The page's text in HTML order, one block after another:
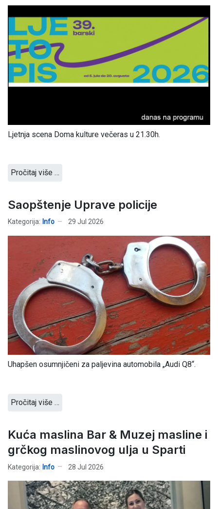
Ljetnja scena Doma kulture večeras u 21.30h.
Pročitaj više …
Saopštenje Uprave policije
Kategorija: Info 29 Jul 2026
Uhapšen osumnjičeni za paljevina automobila „Audi Q8“.
Pročitaj više …
Kuća maslina Bar & Muzej masline i
grčkog maslinovog ulja u Sparti
Kategorija: Info 28 Jul 2026